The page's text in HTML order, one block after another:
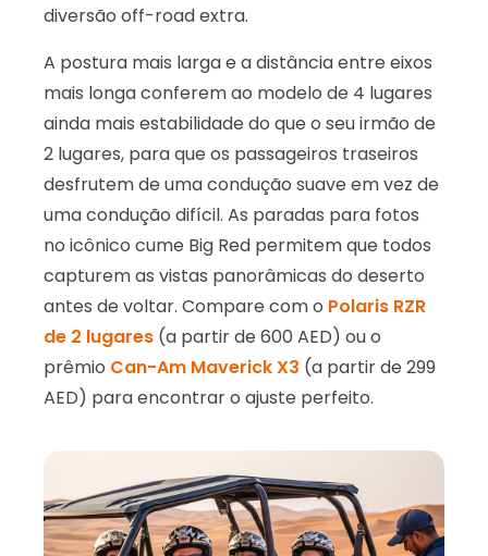
diversão off-road extra.
A postura mais larga e a distância entre eixos
mais longa conferem ao modelo de 4 lugares
ainda mais estabilidade do que o seu irmão de
2 lugares, para que os passageiros traseiros
desfrutem de uma condução suave em vez de
uma condução difícil. As paradas para fotos
no icônico cume Big Red permitem que todos
capturem as vistas panorâmicas do deserto
antes de voltar. Compare com o Polaris RZR
de 2 lugares (a partir de 600 AED) ou o
prêmio Can-Am Maverick X3 (a partir de 299
AED) para encontrar o ajuste perfeito.